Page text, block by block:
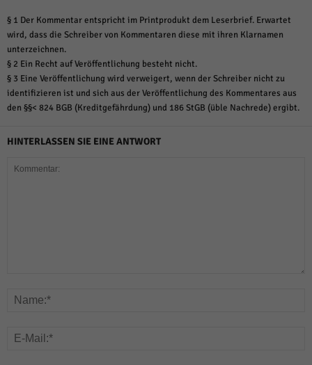
§ 1 Der Kommentar entspricht im Printprodukt dem Leserbrief. Erwartet
wird, dass die Schreiber von Kommentaren diese mit ihren Klarnamen
unterzeichnen.
§ 2 Ein Recht auf Veröffentlichung besteht nicht.
§ 3 Eine Veröffentlichung wird verweigert, wenn der Schreiber nicht zu
identifizieren ist und sich aus der Veröffentlichung des Kommentares aus
den §§< 824 BGB (Kreditgefährdung) und 186 StGB (üble Nachrede) ergibt.
HINTERLASSEN SIE EINE ANTWORT